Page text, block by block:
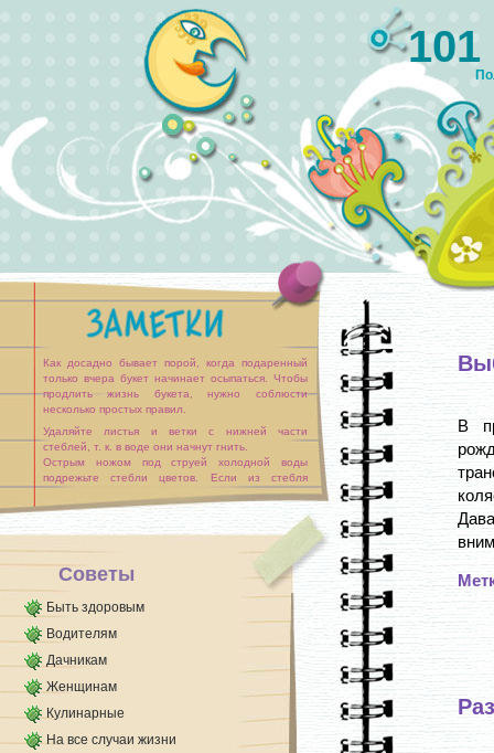
Как досадно бывает порой, когда подаренный
только вчера букет начинает осыпаться. Чтобы
продлить жизнь букета, нужно соблюсти
несколько простых правил.
Удаляйте листья и ветки с нижней части
стеблей, т. к. в воде они начнут гнить.
Острым ножом под струей холодной воды
подрежьте стебли цветов. Если из стебля
выделяется млечный сок, опустите концы
стеблей на 40 секунд в [...]
Советы
Быть здоровым
Водителям
Дачникам
Женщинам
Кулинарные
На все случаи жизни
В